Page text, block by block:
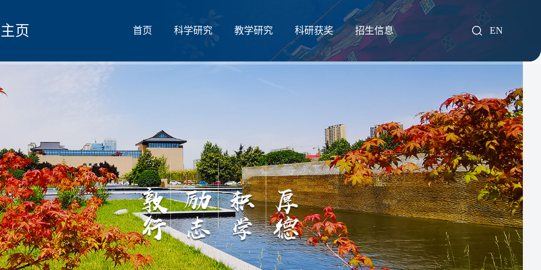
页 首页 科学研究 教学研究 科研获奖 招生信息 EN